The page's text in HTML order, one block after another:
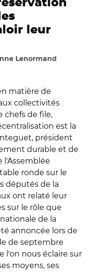
leur
Lenormand
matière de
collectivités
chefs de file,
est la
président
durable et de
l'Assemblée
ronde sur le
députés de la
ont relaté leur
sur le rôle que
de la
annoncée lors de
de septembre
l'on nous éclaire sur
moyens, ses